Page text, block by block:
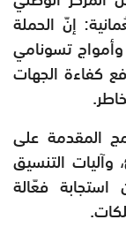
إنّ الحملة
وأمواج تسونامي
كفاءة الجهات
المقدمة على
وآليات التنسيق
استجابة فعّالة